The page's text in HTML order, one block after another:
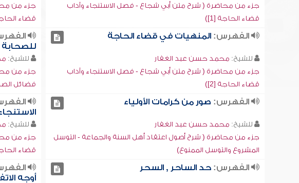
جزء من محاضرة ( شرح متن أبي شجاع - فصل الاستنجاء وآداب
قضاء الحاجة [1])
جزء من
قضاء
الفهرس:المنهيات في قضاء الحاجة
للشيخ: محمد حسن عبد الغفار
جزء من محاضرة ( شرح متن أبي شجاع - فصل الاستنجاء وآداب
قضاء الحاجة [2])
للصحابة
للشيخ:
جزء من
فضائل
الفهرس: صور من كرامات الأولياء
للشيخ: محمد حسن عبد الغفار
جزء من محاضرة ( شرح أصول اعتقاد أهل السنة والجماعة - التوسل
المشروع والتوسل الممنوع)
للشيخ:
جزء من
قضاء
الفهرس:حد الساحر , السحر
أوجه